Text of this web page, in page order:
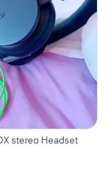
Cuffie XBOX stereo Headset